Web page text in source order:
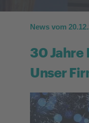
News vom
30 Jahre
Unser